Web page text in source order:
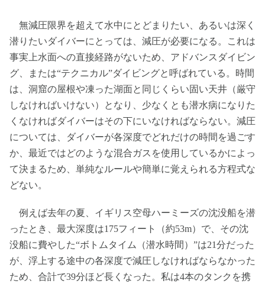
無減圧限界を超えて水中にとどまりたい、あるいは深く
潜りたいダイバーにとっては、減圧が必要になる。これは
事実上水面への直接経路がないため、アドバンスダイビン
グ、または“テクニカル”ダイビングと呼ばれている。時間
は、洞窟の屋根や凍った湖面と同じくらい固い天井（厳守
しなければいけない）となり、少なくとも潜水病になりた
くなければダイバーはその下にいなければならない。減圧
については、ダイバーが各深度でどれだけの時間を過ごす
か、最近ではどのような混合ガスを使用しているかによっ
て決まるため、単純なルールや簡単に覚えられる方程式な
どない。
例えば去年の夏、イギリス空母ハーミーズの沈没船を潜
ったとき、最大深度は175フィート（約53m）で、その沈
没船に費やした“ボトムタイム（潜水時間）”は21分だった
が、浮上する途中の各深度で減圧しなければならなかった
ため、合計で39分ほど長くなった。私は4本のタンクを携